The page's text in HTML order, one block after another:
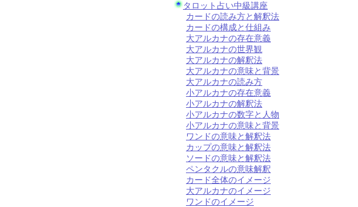
タロット占い中級講座
カードの読み方と解釈法
カードの構成と仕組み
大アルカナの存在意義
大アルカナの世界観
大アルカナの解釈法
大アルカナの意味と背景
大アルカナの読み方
小アルカナの存在意義
小アルカナの解釈法
小アルカナの数字と人物
小アルカナの意味と背景
ワンドの意味と解釈法
カップの意味と解釈法
ソードの意味と解釈法
ペンタクルの意味解釈
カード全体のイメージ
大アルカナのイメージ
ワンドのイメージ